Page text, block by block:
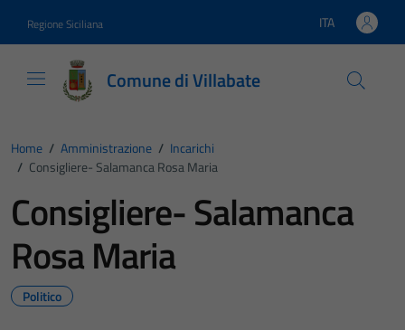
Regione Siciliana Lingua attiva:
ITA
Comune di Villabate
Home / Amministrazione / Incarichi
/ Consigliere- Salamanca Rosa Maria
Consigliere- Salamanca
Rosa Maria
Politico